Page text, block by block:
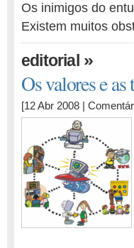
Os inimigos do
Existem muitos
editorial»
Os valores e
[12 Abr 2008 |